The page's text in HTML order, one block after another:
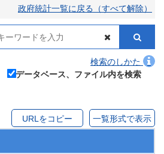
政府統計一覧に戻る（すべて解除）
検索のしかた
データベース、ファイル内を検索
URLをコピー 一覧形式で表示